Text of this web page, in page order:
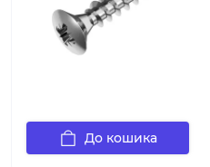
До кошика